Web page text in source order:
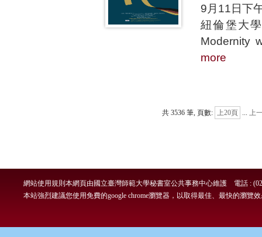
9月11日下
紐倫堡大
Modernity
more
共 3536 筆, 頁數: 上20頁 ... 上
本網頁由國立臺灣師範大學秘書室公共事務中心維護 電話 :
網站使用規則
本站強烈建議您使用免費的google chrome瀏覽器，以取得最佳、最快的瀏覽